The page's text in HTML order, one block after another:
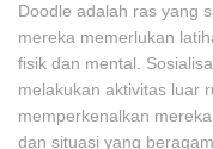
Doodle adalah ras yang
mereka memerlukan
fisik dan mental.
melakukan aktivitas luar
memperkenalkan
dan situasi yang